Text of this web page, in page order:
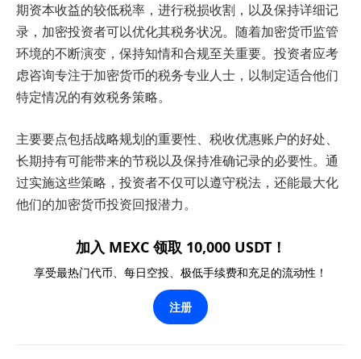
期资本收益的较低税率，进行税损收割，以及保持详细记
录，加密投资者可以优化其税务状况。随着加密货币监管
环境的不断演变，保持知情和合规至关重要。投资者应考
虑咨询专注于加密货币的税务专业人士，以制定适合他们
特定情况的有效税务策略。
主要要点包括战略规划的重要性、税收优惠账户的好处、
长期持有可能带来的节税以及保持准确记录的必要性。通
过实施这些策略，投资者不仅可以遵守税法，还能最大化
他们的加密货币投资回报潜力。
加入 MEXC 领取 10,000 USDT！
享受最热门代币、每日空投、极低手续费和充足的流动性！
注册